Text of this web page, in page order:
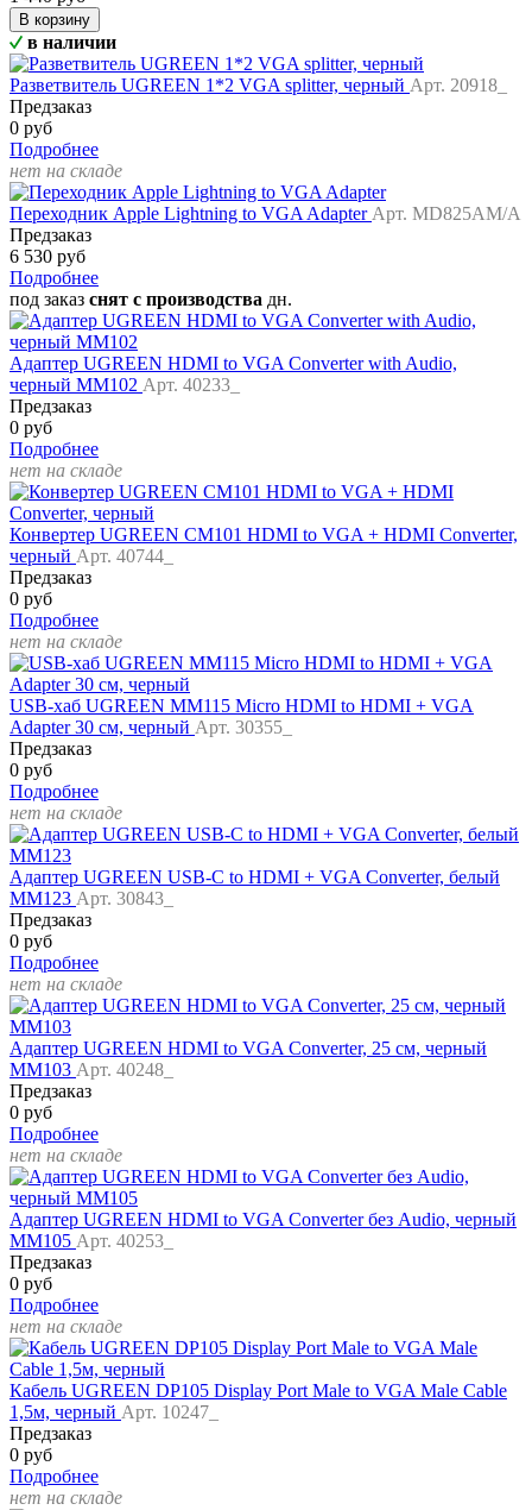
В корзину
в наличии
Разветвитель UGREEN 1*2 VGA splitter, черный Арт. 20918_
Предзаказ
0 руб
Подробнее
нет на складе
Переходник Apple Lightning to VGA AdapterАрт. MD825AM/A
Предзаказ
6 530 руб
Подробнее
под заказ снят с производства дн.
Адаптер UGREEN HDMI to VGA Converter with Audio,
черный MM102 Арт. 40233_
Предзаказ
0 руб
Подробнее
нет на складе
Конвертер UGREEN CM101 HDMI to VGA + HDMI Converter,
черный Арт. 40744_
Предзаказ
0 руб
Подробнее
нет на складе
USB-хаб UGREEN MM115 Micro HDMI to HDMI + VGA
Adapter 30 см, черный Арт. 30355_
Предзаказ
0 руб
Подробнее
нет на складе
Адаптер UGREEN USB-C to HDMI + VGA Converter, белый
MM123 Арт. 30843_
Предзаказ
0 руб
Подробнее
нет на складе
Адаптер UGREEN HDMI to VGA Converter, 25 см, черный
MM103 Арт. 40248_
Предзаказ
0 руб
Подробнее
нет на складе
Адаптер UGREEN HDMI to VGA Converter без Audio, черный
MM105 Арт. 40253_
Предзаказ
0 руб
Подробнее
нет на складе
Кабель UGREEN DP105 Display Port Male to VGA Male Cable
1,5м, черный Арт. 10247_
Предзаказ
0 руб
Подробнее
нет на складе